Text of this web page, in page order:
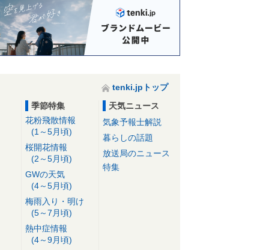
tenki.jpトップ
季節特集
花粉飛散情報
(1～5月頃)
桜開花情報
(2～5月頃)
GWの天気
(4～5月頃)
梅雨入り・明け
(5～7月頃)
熱中症情報
(4～9月頃)
天気ニュース
気象予報士解説
暮らしの話題
放送局のニュース
特集